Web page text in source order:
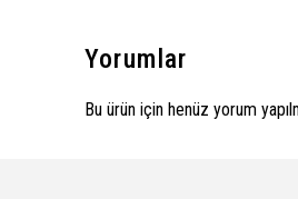
Yorumlar
Bu ürün için henüz yorum